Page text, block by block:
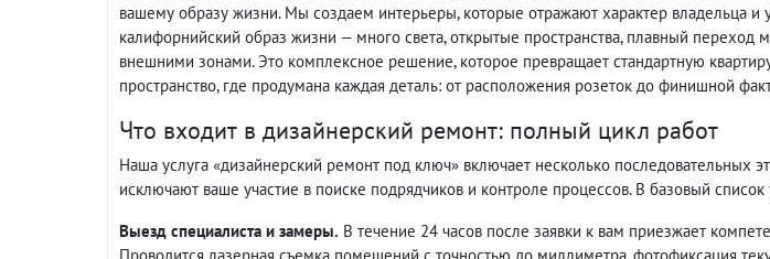
вашему образу жизни. Мы создаем интерьеры, которые отражают характер владельца и
калифорнийский образ жизни — много света, открытые пространства, плавный переход
внешними зонами. Это комплексное решение, которое превращает стандартную
пространство, где продумана каждая деталь: от расположения розеток до финишной
Что входит в дизайнерский ремонт: полный цикл работ
Наша услуга «дизайнерский ремонт под ключ» включает несколько последовательных
исключают ваше участие в поиске подрядчиков и контроле процессов. В базовый список
Выезд специалиста и замеры. В течение 24 часов после заявки к вам приезжает